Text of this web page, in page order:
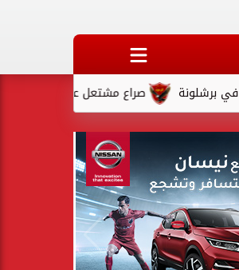
صراع مشتعل على المقعد الأخير في كأس